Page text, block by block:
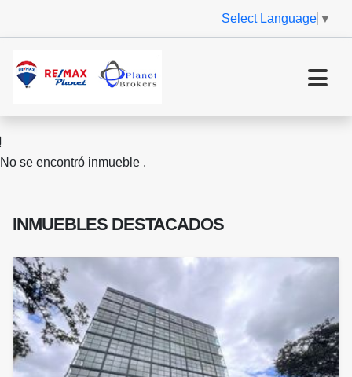
Select Language ▼
No se encontró inmueble .
INMUEBLES DESTACADOS